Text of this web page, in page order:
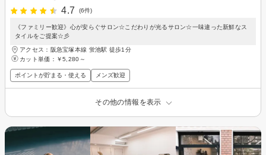
4.7
(6件)
《ファミリー歓迎》心が安らぐサロン☆こだわりが光るサロン☆一味違った新鮮なス
タイルをご提案☆彡
アクセス：阪急宝塚本線 蛍池駅 徒歩1分
カット単価： ￥5,280～
ポイントが貯まる・使える メンズ歓迎
その他の情報を表示